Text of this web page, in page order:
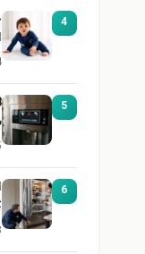
4
5
6